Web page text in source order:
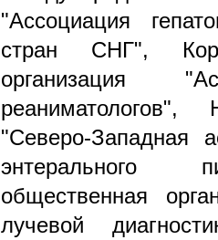
"Ассоциация
стран СНГ",
организация
реаниматологов",
"Северо-Западная
энтерального
общественная
лучевой